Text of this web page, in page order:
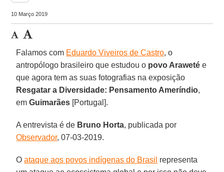
10 Março 2019
Falamos com Eduardo Viveiros de Castro, o
antropólogo brasileiro que estudou o povo Araweté e
que agora tem as suas fotografias na exposição
Resgatar a Diversidade: Pensamento Ameríndio,
emGuimarães [Portugal].
A entrevista é de Bruno Horta, publicada por
Observador, 07-03-2019.
Oataque aos povos indígenas do Brasil representa